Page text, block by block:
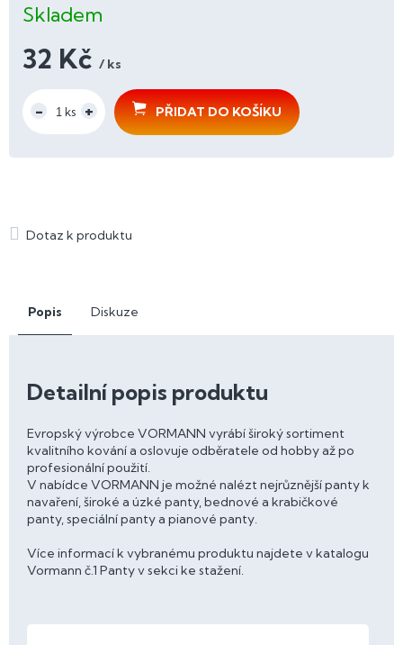
Skladem
32 Kč / ks
cena:
PŘIDAT DO KOŠÍKU
Popis Diskuze
Detailní popis produktu
Evropský výrobce VORMANN vyrábí široký sortiment
kvalitního kování a oslovuje odběratele od hobby až po
profesionální použití.
V nabídce VORMANN je možné nalézt nejrůznější panty k
navaření, široké a úzké panty, bednové a krabičkové
panty, speciální panty a pianové panty.
Více informací k vybranému produktu najdete v katalogu
Vormann č.1 Panty v sekci ke stažení.